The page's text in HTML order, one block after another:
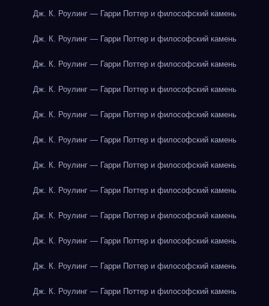
Дж. К. Роулинг — Гарри Поттер и философский камень
Дж. К. Роулинг — Гарри Поттер и философский камень
Дж. К. Роулинг — Гарри Поттер и философский камень
Дж. К. Роулинг — Гарри Поттер и философский камень
Дж. К. Роулинг — Гарри Поттер и философский камень
Дж. К. Роулинг — Гарри Поттер и философский камень
Дж. К. Роулинг — Гарри Поттер и философский камень
Дж. К. Роулинг — Гарри Поттер и философский камень
Дж. К. Роулинг — Гарри Поттер и философский камень
Дж. К. Роулинг — Гарри Поттер и философский камень
Дж. К. Роулинг — Гарри Поттер и философский камень
Дж. К. Роулинг — Гарри Поттер и философский камень